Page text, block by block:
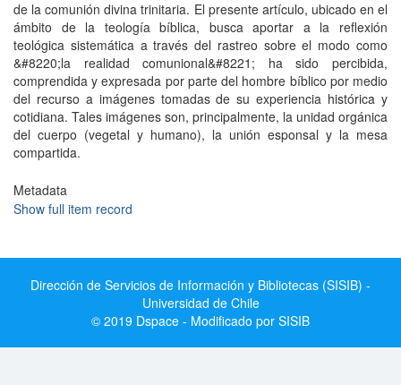
de la comunión divina trinitaria. El presente artículo, ubicado en el
ámbito de la teología bíblica, busca aportar a la reflexión
teológica sistemática a través del rastreo sobre el modo como
&#8220;la realidad comunional&#8221; ha sido percibida,
comprendida y expresada por parte del hombre bíblico por medio
del recurso a imágenes tomadas de su experiencia histórica y
cotidiana. Tales imágenes son, principalmente, la unidad orgánica
del cuerpo (vegetal y humano), la unión esponsal y la mesa
compartida.
Metadata
Show full item record
Dirección de Servicios de Información y Bibliotecas (SISIB) -
Universidad de Chile
© 2019 Dspace - Modificado por SISIB